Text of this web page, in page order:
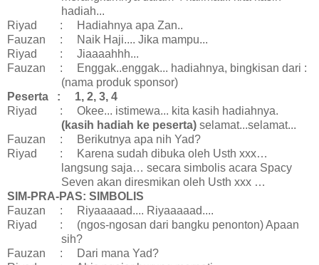
hadiah...
Riyad
:
Hadiahnya apa Zan..
Fauzan
:
Naik Haji.... Jika mampu...
Riyad
:
Jiaaaahhh...
Fauzan
:
Enggak..enggak... hadiahnya, bingkisan dari :
(nama produk sponsor)
Peserta
:
1, 2, 3, 4
Riyad
:
Okee... istimewa... kita kasih hadiahnya.
(kasih hadiah ke peserta) selamat...selamat...
Fauzan
:
Berikutnya apa nih Yad?
Riyad
:
Karena sudah dibuka oleh Usth xxx…
langsung saja… secara simbolis acara Spacy
Seven akan diresmikan oleh Usth xxx …
SIM-PRA-PAS: SIMBOLIS
Fauzan
:
Riyaaaaad.... Riyaaaaad....
Riyad
:
(ngos-ngosan dari bangku penonton) Apaan
sih?
Fauzan
:
Dari mana Yad?